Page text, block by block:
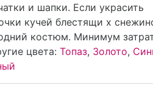
и шапки. Если украсить
кучей блестящи х
костюм. Минимум
цвета: Топаз, Золото,